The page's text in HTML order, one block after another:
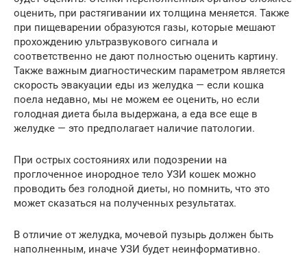
оценить, при растягивании их толщина меняется. Также
при пищеварении образуются газы, которые мешают
прохождению ультразвукового сигнала и
соответственно не дают полностью оценить картину.
Также важным диагностическим параметром является
скорость эвакуации еды из желудка — если кошка
поела недавно, мы не можем ее оценить, но если
голодная диета была выдержана, а еда все еще в
желудке — это предполагает наличие патологии.
При острых состояниях или подозрении на
проглоченное инородное тело УЗИ кошек можно
проводить без голодной диеты, но помнить, что это
может сказаться на полученных результатах.
В отличие от желудка, мочевой пузырь должен быть
наполненным, иначе УЗИ будет неинформативно.